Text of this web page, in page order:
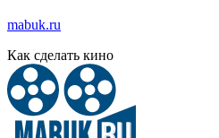
mabuk.ru
Как сделать кино